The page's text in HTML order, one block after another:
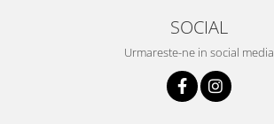
SOCIAL
Urmareste-ne in social media